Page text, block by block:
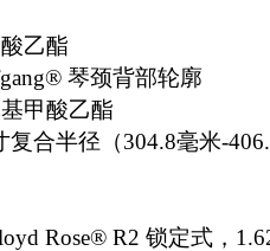
乙酯
琴颈背部轮廓
甲酸乙酯
复合半径（304.8毫米-
Rose® R2 锁定式，